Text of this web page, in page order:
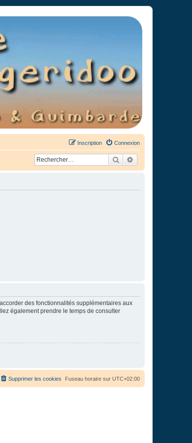
Connexion
Inscription
Rechercher
des fonctionnalités supplémentaires aux
également prendre le temps de consulter
Fuseau horaire sur UTC+02:00
Supprimer les cookies